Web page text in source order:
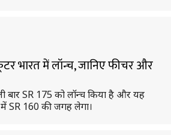
भारत में लॉन्च, जानिए फीचर और
बार SR 175 को लॉन्च किया है और यह
SR 160 की जगह लेगा।